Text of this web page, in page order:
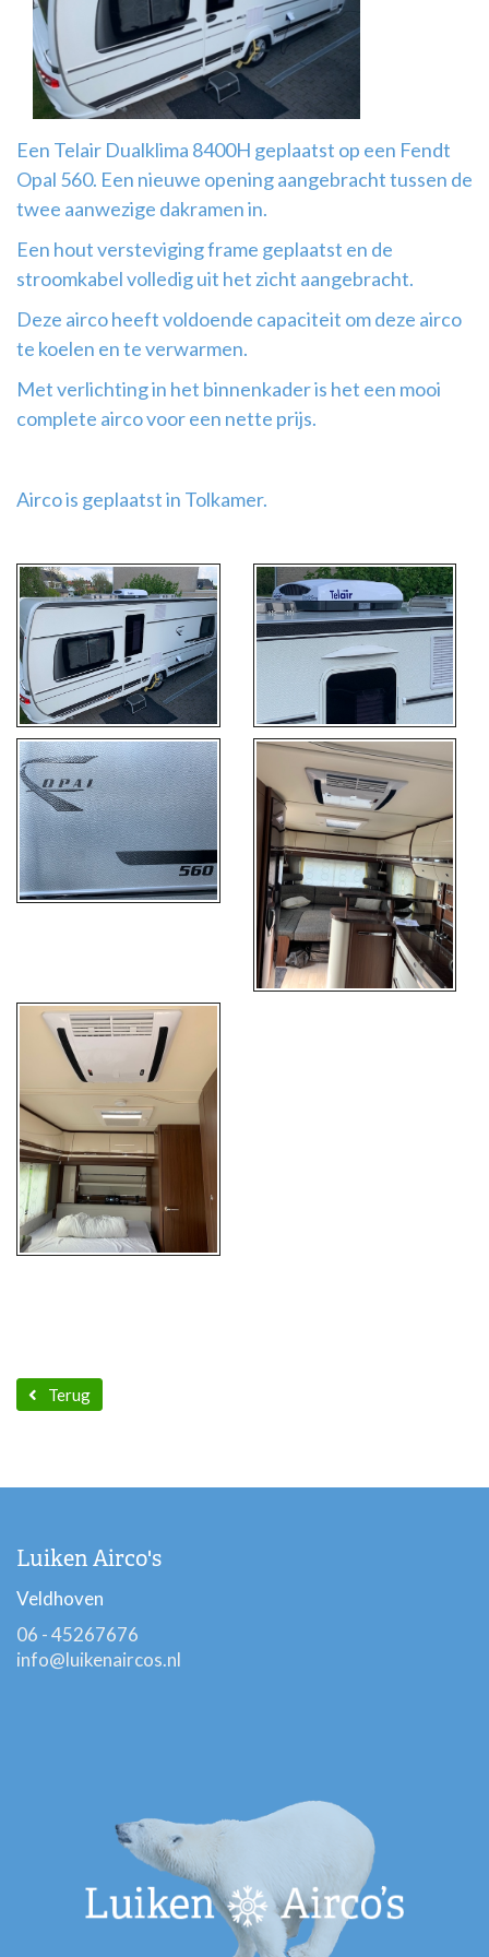
Airco
montage
Een Telair Dualklima 8400H geplaatst op een Fendt
Opal 560. Een nieuwe opening aangebracht tussen de
twee aanwezige dakramen in.
Een hout versteviging frame geplaatst en de
stroomkabel volledig uit het zicht aangebracht.
Deze airco heeft voldoende capaciteit om deze airco
te koelen en te verwarmen.
Met verlichting in het binnenkader is het een mooi
complete airco voor een nette prijs.
Airco is geplaatst in Tolkamer.
Terug
Luiken Airco's
Veldhoven
06 - 45267676
info@luikenaircos.nl